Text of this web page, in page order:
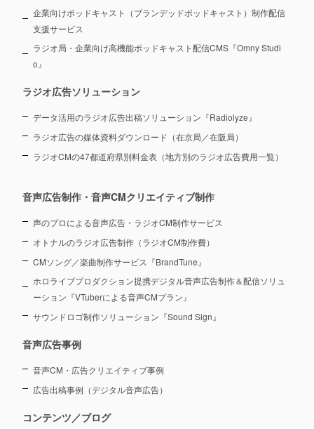
企業向けポッドキャスト（ブランデッドポッドキャスト）制作配信
支援サービス
ラジオ局・企業向け高機能ポッドキャスト配信CMS『Omny Studi
o』
ラジオ広告ソリューション
データ活用のラジオ広告出稿ソリューション『Radiolyze』
ラジオ広告の媒体資料ダウンロード（在京局／在阪局）
ラジオCMの47都道府県別料金表（地方別のラジオ広告費用一覧）
音声広告制作・音声CMクリエイティブ制作
声のプロによる音声広告・ラジオCM制作サービス
オトナルのラジオ広告制作（ラジオCM制作費）
CMソング／楽曲制作サービス『BrandTune』
ホロライブプロダクション提携デジタル音声広告制作＆配信ソリュ
ーション 『VTuberによる音声CMプラン』
サウンドロゴ制作ソリューション『Sound Sign』
音声広告事例
音声CM・広告クリエイティブ事例
広告出稿事例（デジタル音声広告）
コンテンツ／ブログ